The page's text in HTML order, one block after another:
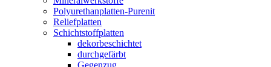
Polyurethanplatten-Purenit
Reliefplatten
Schichtstoffplatten
dekorbeschichtet
durchgefärbt
Gegenzug